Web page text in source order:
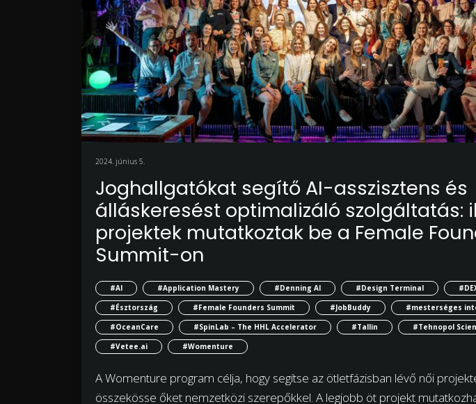
2024. június 5.
Joghallgatókat segítő AI-asszisztens és
álláskeresést optimalizáló szolgáltatás:
projektek mutatkoztak be a Female
Summit-on
#AI #Application Mastery #Denning AI #Design Terminal
#Észtország
#Female Founders Summit #JobBuddy
#mesterséges
#OceanCare
#SpinLab – The HHL Accelerator #Tallin
#Tehnopol
#Vetee.ai
#Womenture
A Womenture program célja, hogy segítse az ötletfázisban lévő női
összekösse őket nemzetközi szerepőkkel. A legjobb öt projekt